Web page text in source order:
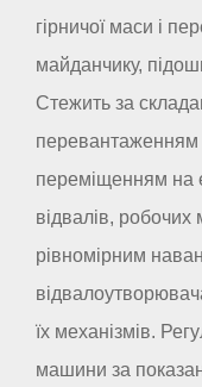
гірничої маси і
майданчику,
Стежить за
перевантаженням
переміщенням на
відвалів, робочих
рівномірним
їх механізмів.
машини за